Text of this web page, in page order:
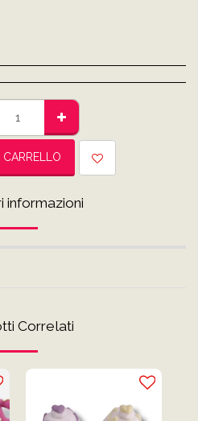
informazioni
Correlati